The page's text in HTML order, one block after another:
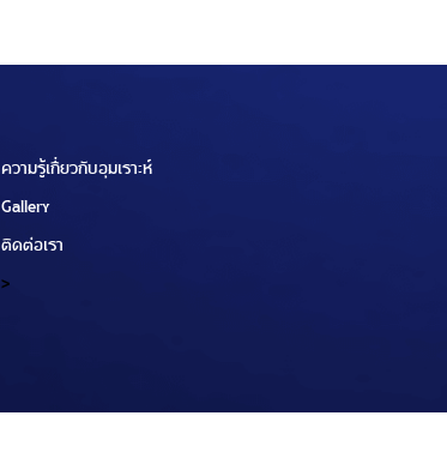
ความรู้เกี่ยวกับอุมเราะห์
Gallery
ติดต่อเรา
>